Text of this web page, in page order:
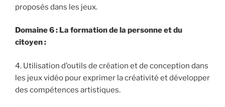
proposés dans les jeux.
Domaine 6 : La formation de la personne et du
citoyen :
4. Utilisation d’outils de création et de conception dans
les jeux vidéo pour exprimer la créativité et développer
des compétences artistiques.